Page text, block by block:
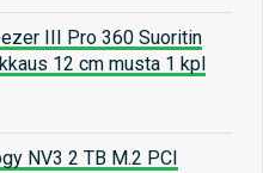
III Pro 360 Suoritin
12 cm musta 1 kpl
NV3 2 TB M.2 PCI